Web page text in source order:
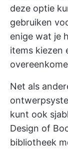
deze optie
gebruiken
enige wat je
items kiezen
Net als
kunt ook
Design of
bibliotheek